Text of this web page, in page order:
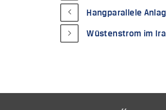
Hangparallele
Wüstenstrom im